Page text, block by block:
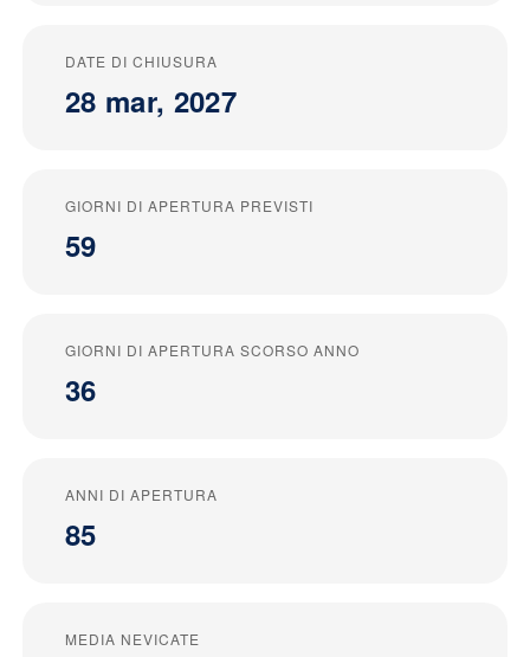
DATE DI CHIUSURA
28 mar, 2027
GIORNI DI APERTURA PREVISTI
59
GIORNI DI APERTURA SCORSO ANNO
36
ANNI DI APERTURA
85
MEDIA NEVICATE